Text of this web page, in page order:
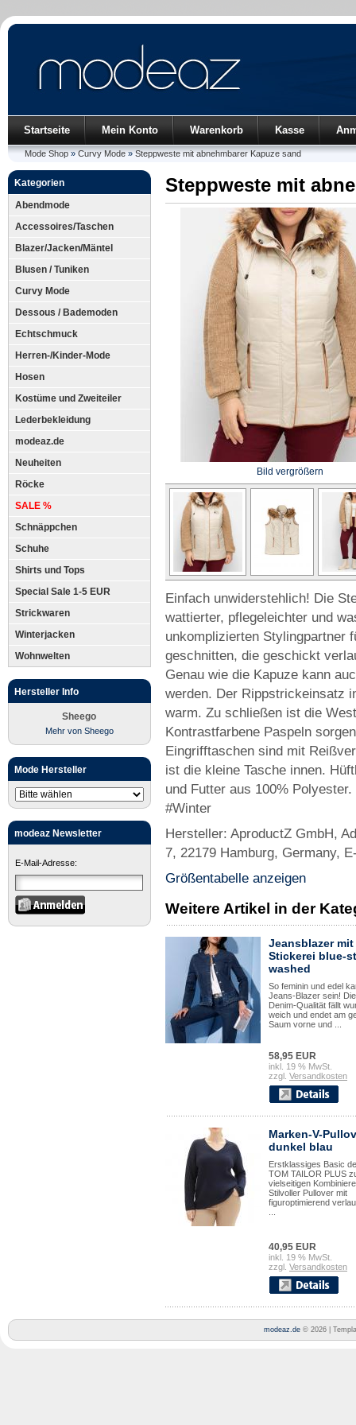
Startseite Mein Konto Warenkorb Kasse
Mode Shop»Curvy Mode»Steppweste mit abnehmbarer Kapuze sand
Kategorien
Abendmode
Accessoires/Taschen
Blazer/Jacken/Mäntel
Blusen / Tuniken
Curvy Mode
Dessous / Bademoden
Echtschmuck
Herren-/Kinder-Mode
Hosen
Kostüme und Zweiteiler
Lederbekleidung
modeaz.de
Neuheiten
Röcke
SALE %
Schnäppchen
Schuhe
Shirts und Tops
Special Sale 1-5 EUR
Strickwaren
Winterjacken
Wohnwelten
Hersteller Info
Sheego
Mehr von Sheego
Mode Hersteller
modeaz Newsletter
E-Mail-Adresse:
Steppweste mit
Bild vergrößern
Einfach unwiderstehlich! Die
wattierter, pflegeleichter und
unkomplizierten Stylingpartner
geschnitten, die geschickt
Genau wie die Kapuze kann
werden. Der Rippstrickeinsatz
warm. Zu schließen ist die
Kontrastfarbene Paspeln
Eingrifftaschen sind mit
ist die kleine Tasche innen.
und Futter aus 100%
#Winter
Hersteller: AproductZ GmbH,
7, 22179 Hamburg, Germany,
Größentabelle anzeigen
Weitere Artikel in der
Jeansblazer mit
Stickerei blue-
washed
So feminin und edel
Jeans-Blazer sein!
Denim-Qualität fällt
weich und endet am
Saum vorne und ...
58,95 EUR
inkl. 19 % MwSt.
zzgl. Versandkosten
Marken-V-
dunkel blau
Erstklassiges Basic
TOM TAILOR PLUS
vielseitigen
Stilvoller Pullover mit
figuroptimierend
40,95 EUR
inkl. 19 % MwSt.
zzgl. Versandkosten
modeaz.de © 2026 |